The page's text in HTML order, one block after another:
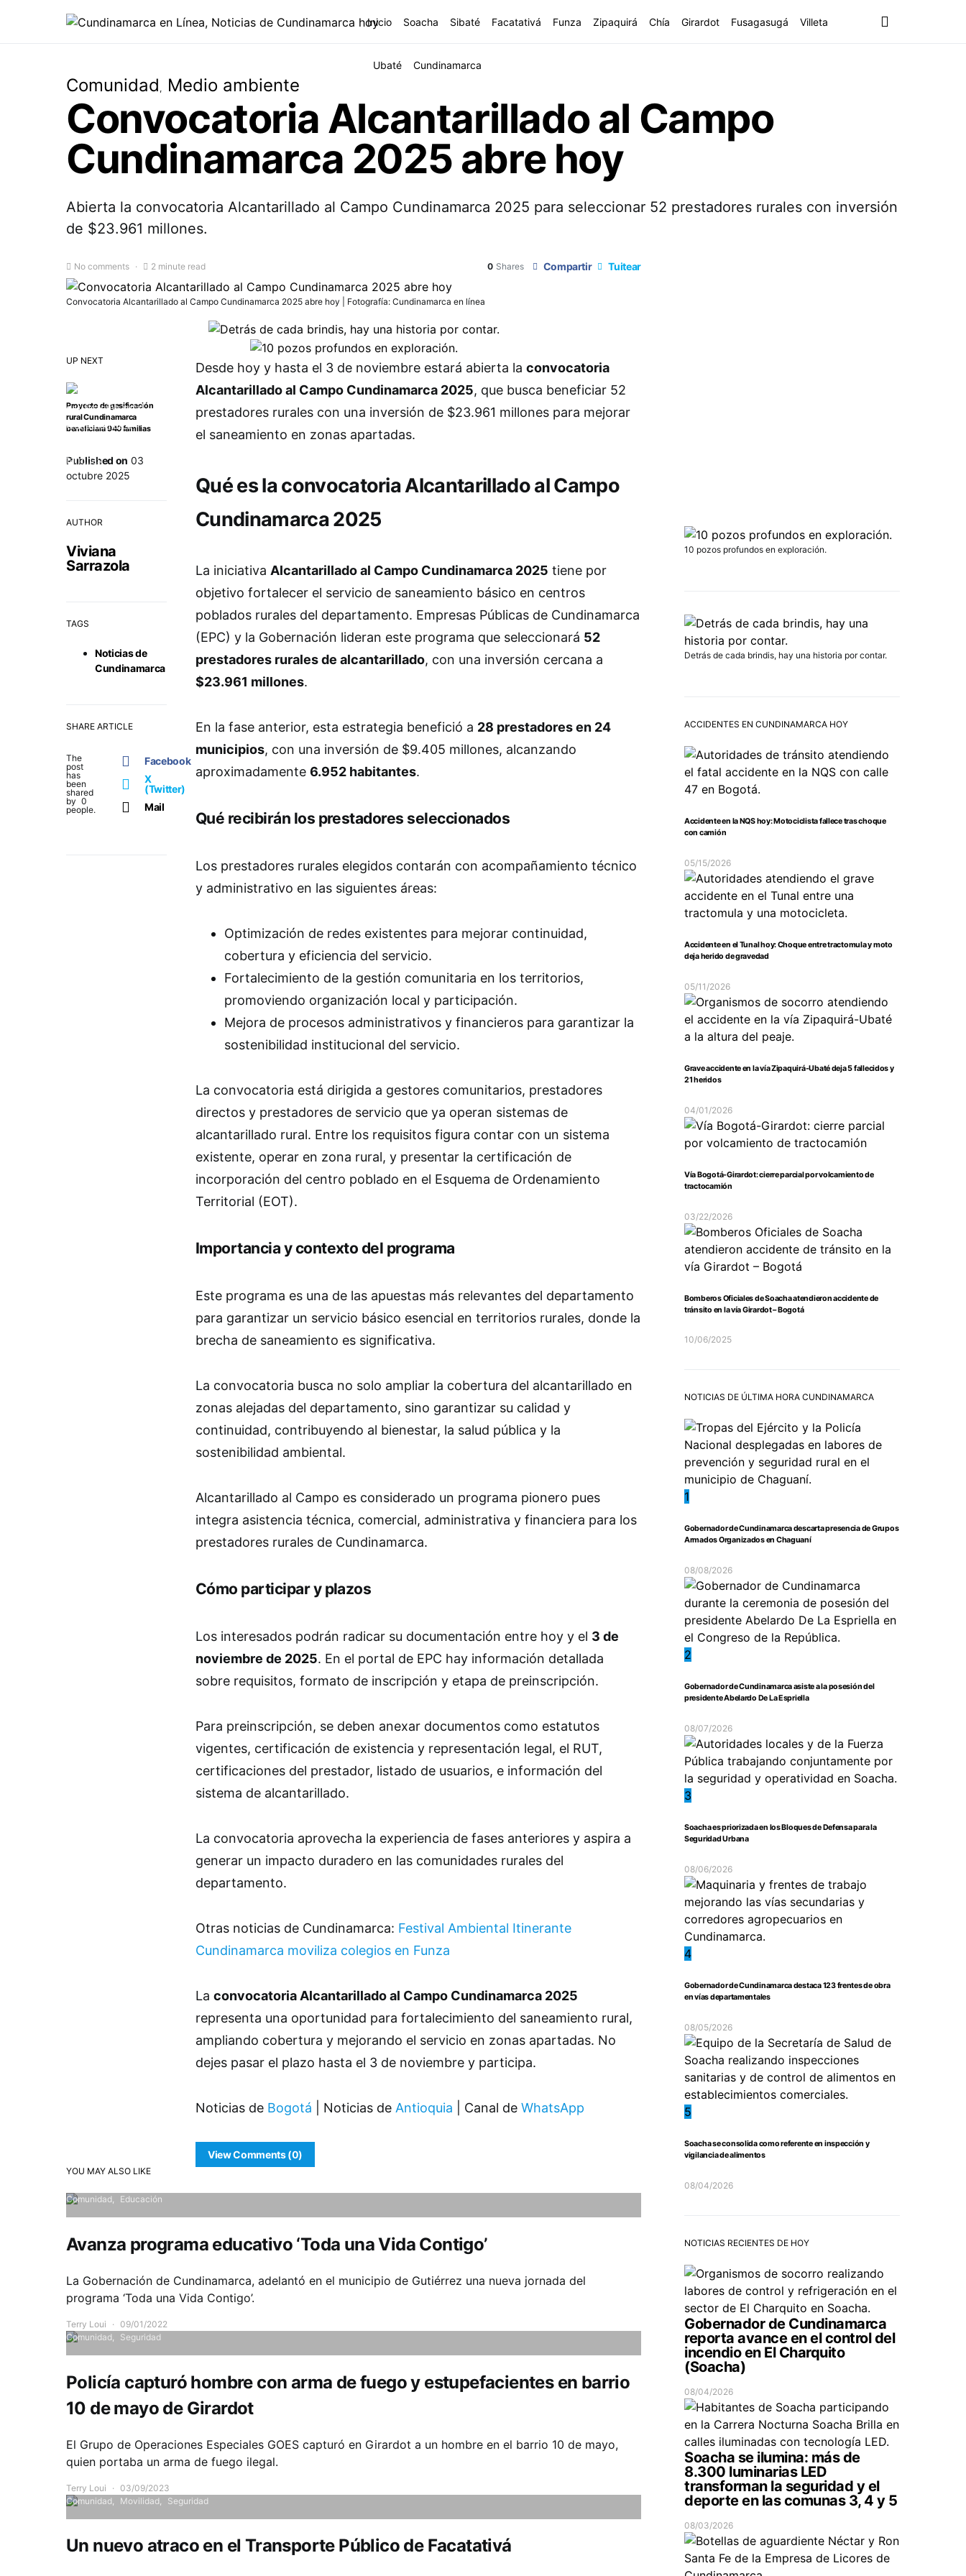
Inicio Soacha Sibaté Facatativá Funza Zipaquirá Chía Girardot Fusagasugá Villeta
Ubaté Cundinamarca
Comunidad Medio ambiente
Convocatoria Alcantarillado al Campo
Cundinamarca 2025 abre hoy
Abierta la convocatoria Alcantarillado al Campo Cundinamarca 2025 para seleccionar 52 prestadores rurales con inversión
de $23.961 millones.
No comments 2 minute read 0 Shares Compartir Tuitear
Convocatoria Alcantarillado al Campo Cundinamarca 2025 abre hoy | Fotografía: Cundinamarca en línea
UP NEXT
Proyecto de gasificación
rural Cundinamarca
beneficiará 940 familias
Published on 03
octubre 2025
AUTHOR
Viviana
Sarrazola
TAGS
Noticias de
Cundinamarca
SHARE ARTICLE
The
post
has
been
shared
by 0
people.
Facebook
X
(Twitter)
Mail
Desde hoy y hasta el 3 de noviembre estará abierta la convocatoria
Alcantarillado al Campo Cundinamarca 2025, que busca beneficiar 52
prestadores rurales con una inversión de $23.961 millones para mejorar
el saneamiento en zonas apartadas.
Qué es la convocatoria Alcantarillado al Campo
Cundinamarca 2025
La iniciativa Alcantarillado al Campo Cundinamarca 2025 tiene por
objetivo fortalecer el servicio de saneamiento básico en centros
poblados rurales del departamento. Empresas Públicas de Cundinamarca
(EPC) y la Gobernación lideran este programa que seleccionará 52
prestadores rurales de alcantarillado, con una inversión cercana a
$23.961 millones.
En la fase anterior, esta estrategia benefició a 28 prestadores en 24
municipios, con una inversión de $9.405 millones, alcanzando
aproximadamente 6.952 habitantes.
Qué recibirán los prestadores seleccionados
Los prestadores rurales elegidos contarán con acompañamiento técnico
y administrativo en las siguientes áreas:
Optimización de redes existentes para mejorar continuidad,
cobertura y eficiencia del servicio.
Fortalecimiento de la gestión comunitaria en los territorios,
promoviendo organización local y participación.
Mejora de procesos administrativos y financieros para garantizar la
sostenibilidad institucional del servicio.
La convocatoria está dirigida a gestores comunitarios, prestadores
directos y prestadores de servicio que ya operan sistemas de
alcantarillado rural. Entre los requisitos figura contar con un sistema
existente, operar en zona rural, y presentar la certificación de
incorporación del centro poblado en el Esquema de Ordenamiento
Territorial (EOT).
Importancia y contexto del programa
Este programa es una de las apuestas más relevantes del departamento
para garantizar un servicio básico esencial en territorios rurales, donde la
brecha de saneamiento es significativa.
La convocatoria busca no solo ampliar la cobertura del alcantarillado en
zonas alejadas del departamento, sino garantizar su calidad y
continuidad, contribuyendo al bienestar, la salud pública y la
sostenibilidad ambiental.
Alcantarillado al Campo es considerado un programa pionero pues
integra asistencia técnica, comercial, administrativa y financiera para los
prestadores rurales de Cundinamarca.
Cómo participar y plazos
Los interesados podrán radicar su documentación entre hoy y el 3 de
noviembre de 2025. En el portal de EPC hay información detallada
sobre requisitos, formato de inscripción y etapa de preinscripción.
Para preinscripción, se deben anexar documentos como estatutos
vigentes, certificación de existencia y representación legal, el RUT,
certificaciones del prestador, listado de usuarios, e información del
sistema de alcantarillado.
La convocatoria aprovecha la experiencia de fases anteriores y aspira a
generar un impacto duradero en las comunidades rurales del
departamento.
Otras noticias de Cundinamarca: Festival Ambiental Itinerante
Cundinamarca moviliza colegios en Funza
La convocatoria Alcantarillado al Campo Cundinamarca 2025
representa una oportunidad para fortalecimiento del saneamiento rural,
ampliando cobertura y mejorando el servicio en zonas apartadas. No
dejes pasar el plazo hasta el 3 de noviembre y participa.
Noticias de Bogotá | Noticias de Antioquia | Canal de WhatsApp
View Comments (0)
YOU MAY ALSO LIKE
Comunidad Educación
Avanza programa educativo ‘Toda una Vida Contigo’
La Gobernación de Cundinamarca, adelantó en el municipio de Gutiérrez una nueva jornada del
programa ‘Toda una Vida Contigo’.
Terry Loui
09/01/2022
Comunidad
Seguridad
Policía capturó hombre con arma de fuego y estupefacientes en barrio
10 de mayo de Girardot
El Grupo de Operaciones Especiales GOES capturó en Girardot a un hombre en el barrio 10 de mayo,
quien portaba un arma de fuego ilegal.
Terry Loui
03/09/2023
Comunidad
Movilidad Seguridad
Un nuevo atraco en el Transporte Público de Facatativá
10 pozos profundos en exploración.
Detrás de cada brindis, hay una historia por contar.
ACCIDENTES EN CUNDINAMARCA HOY
Accidente en la NQS hoy: Motociclista fallece tras choque
con camión
05/15/2026
Accidente en el Tunal hoy: Choque entre tractomula y moto
deja herido de gravedad
05/11/2026
Grave accidente en la vía Zipaquirá-Ubaté deja 5 fallecidos y
21 heridos
04/01/2026
Vía Bogotá-Girardot: cierre parcial por volcamiento de
tractocamión
03/22/2026
Bomberos Oficiales de Soacha atendieron accidente de
tránsito en la vía Girardot – Bogotá
10/06/2025
NOTICIAS DE ÚLTIMA HORA CUNDINAMARCA
1
Gobernador de Cundinamarca descarta presencia de Grupos
Armados Organizados en Chaguaní
08/08/2026
2
Gobernador de Cundinamarca asiste a la posesión del
presidente Abelardo De La Espriella
08/07/2026
3
Soacha es priorizada en los Bloques de Defensa para la
Seguridad Urbana
08/06/2026
4
Gobernador de Cundinamarca destaca 123 frentes de obra
en vías departamentales
08/05/2026
5
Soacha se consolida como referente en inspección y
vigilancia de alimentos
08/04/2026
NOTICIAS RECIENTES DE HOY
Gobernador de Cundinamarca
reporta avance en el control del
incendio en El Charquito
(Soacha)
08/04/2026
Soacha se ilumina: más de
8.300 luminarias LED
transforman la seguridad y el
deporte en las comunas 3, 4 y 5
08/03/2026